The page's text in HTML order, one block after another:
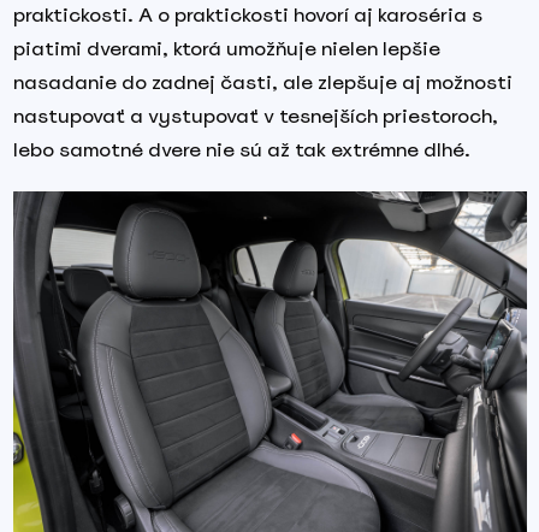
praktickosti. A o praktickosti hovorí aj karoséria s
piatimi dverami, ktorá umožňuje nielen lepšie
nasadanie do zadnej časti, ale zlepšuje aj možnosti
nastupovať a vystupovať v tesnejších priestoroch,
lebo samotné dvere nie sú až tak extrémne dlhé.